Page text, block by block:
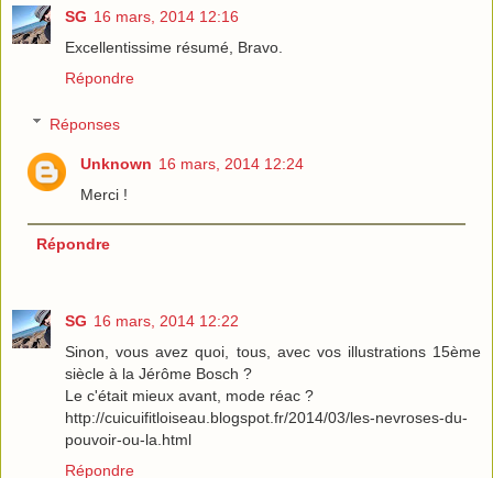
SG 16 mars, 2014 12:16
Excellentissime résumé, Bravo.
Répondre
Réponses
Unknown 16 mars, 2014 12:24
Merci !
Répondre
SG 16 mars, 2014 12:22
Sinon, vous avez quoi, tous, avec vos illustrations 15ème
siècle à la Jérôme Bosch ?
Le c'était mieux avant, mode réac ?
http://cuicuifitloiseau.blogspot.fr/2014/03/les-nevroses-du-
pouvoir-ou-la.html
Répondre